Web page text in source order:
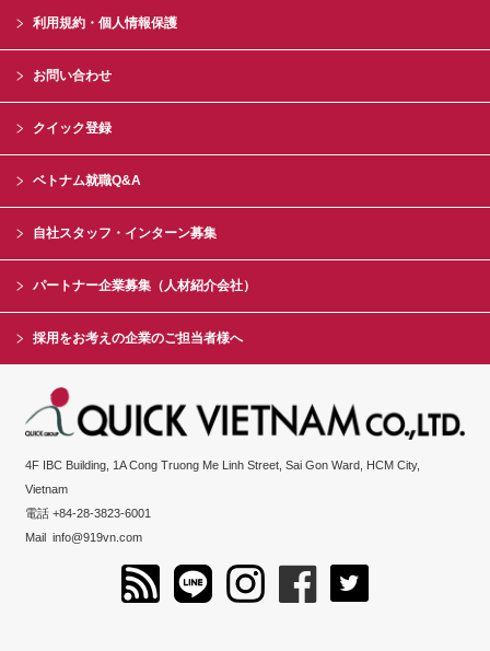
利用規約・個人情報保護
お問い合わせ
クイック登録
ベトナム就職Q&A
自社スタッフ・インターン募集
パートナー企業募集（人材紹介会社）
採用をお考えの企業のご担当者様へ
4F IBC Building, 1A Cong Truong Me Linh Street, Sai Gon Ward, HCM City,
Vietnam
電話 +84-28-3823-6001
Mailinfo@919vn.com